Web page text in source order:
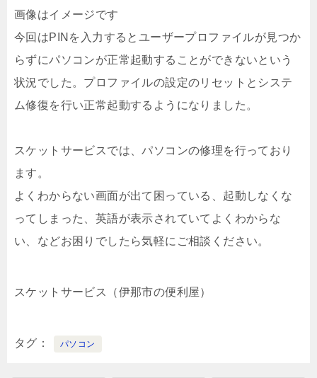
画像はイメージです
今回はPINを入力するとユーザープロファイルが見つか
らずにパソコンが正常起動することができないという
状況でした。プロファイルの設定のリセットとシステ
ム修復を行い正常起動するようになりました。
スケットサービスでは、パソコンの修理を行っており
ます。
よくわからない画面が出て困っている、起動しなくな
ってしまった、英語が表示されていてよくわからな
い、などお困りでしたら気軽にご相談ください。
スケットサービス（伊那市の便利屋）
タグ パソコン